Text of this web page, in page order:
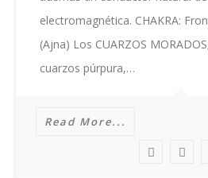
electromagnética. CHAKRA:
(Ajna) Los CUARZOS
cuarzos púrpura,…
Read More...